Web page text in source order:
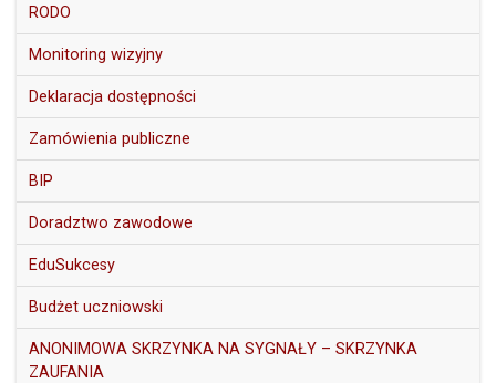
RODO
Monitoring wizyjny
Deklaracja dostępności
Zamówienia publiczne
BIP
Doradztwo zawodowe
EduSukcesy
Budżet uczniowski
ANONIMOWA SKRZYNKA NA SYGNAŁY – SKRZYNKA
ZAUFANIA